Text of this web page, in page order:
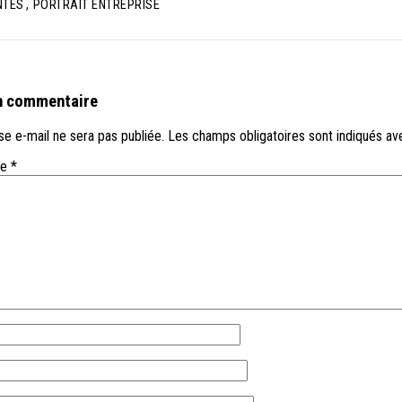
, PORTRAIT ENTREPRISE
commentaire
e-mail ne sera pas publiée. Les champs obligatoires sont indiqués
*